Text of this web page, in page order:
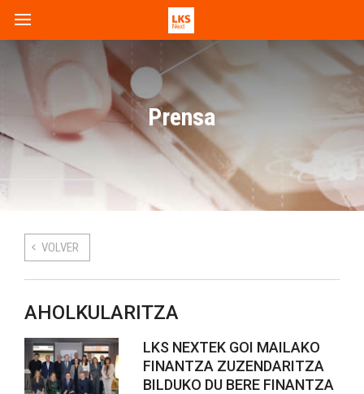
Prensa
VOLVER
AHOLKULARITZA
LKS NEXTEK GOI MAILAKO
FINANTZA ZUZENDARITZA
BILDUKO DU BERE FINANTZA